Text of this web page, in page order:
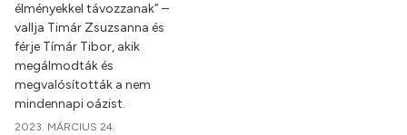
élményekkel távozzanak” –
vallja Timár Zsuzsanna és
férje Tímár Tibor, akik
megálmodták és
megvalósították a nem
mindennapi oázist.
2023. MÁRCIUS 24.